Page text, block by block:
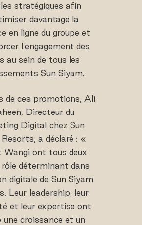
stratégiques afin
davantage la
en ligne du groupe et
l'engagement des
au sein de tous les
Sun Siyam.
de ces promotions, Ali
Directeur du
Digital chez Sun
a déclaré : «
Wangi ont tous deux
rôle déterminant dans
digitale de Sun Siyam
Leur leadership, leur
et leur expertise ont
une croissance et un